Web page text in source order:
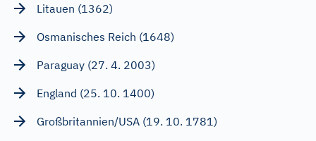
Litauen (1362)
Osmanisches Reich (1648)
Paraguay (27. 4. 2003)
England (25. 10. 1400)
Großbritannien/USA (19. 10. 1781)